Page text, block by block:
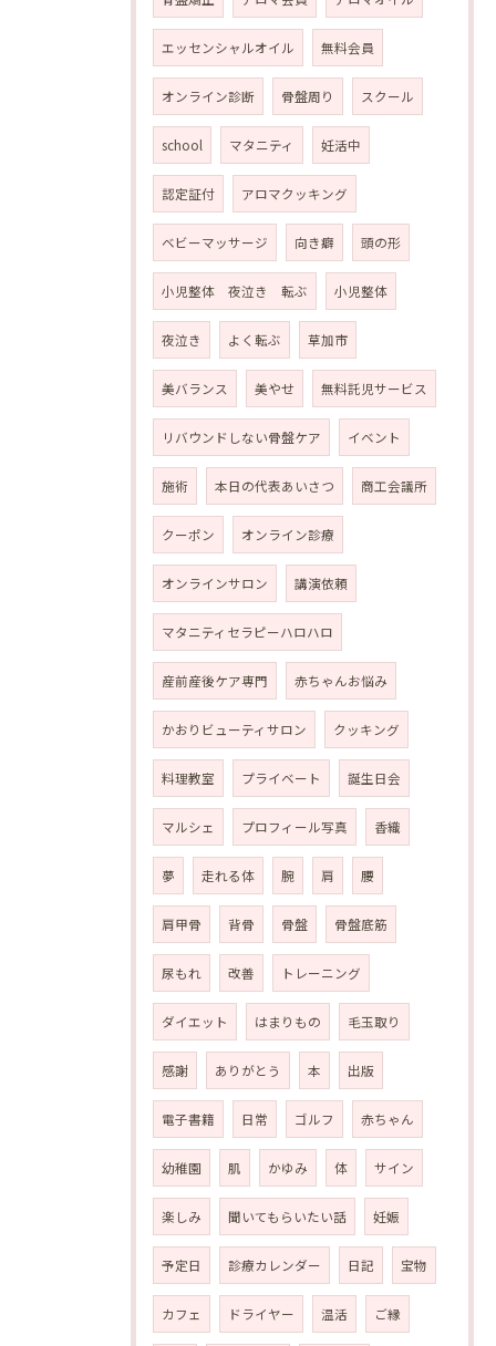
エッセンシャルオイル 無料会員
オンライン診断 骨盤周り スクール
school マタニティ 妊活中
認定証付 アロマクッキング
ベビーマッサージ 向き癖 頭の形
小児整体 夜泣き 転ぶ 小児整体
夜泣き よく転ぶ 草加市
美バランス 美やせ 無料託児サービス
リバウンドしない骨盤ケア イベント
施術 本日の代表あいさつ 商工会議所
クーポン オンライン診療
オンラインサロン 講演依頼
マタニティセラピーハロハロ
産前産後ケア専門 赤ちゃんお悩み
かおりビューティサロン クッキング
料理教室 プライベート 誕生日会
マルシェ プロフィール写真 香織
夢 走れる体 腕 肩 腰
肩甲骨 背骨 骨盤 骨盤底筋
尿もれ 改善 トレーニング
ダイエット はまりもの 毛玉取り
感謝 ありがとう 本 出版
電子書籍 日常 ゴルフ 赤ちゃん
幼稚園 肌 かゆみ 体 サイン
楽しみ 聞いてもらいたい話 妊娠
予定日 診療カレンダー 日記 宝物
カフェ ドライヤー 温活 ご縁